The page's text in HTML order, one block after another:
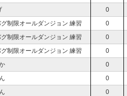
0
制限オールダンジョン 練習 0
制限オールダンジョン 練習 0
制限オールダンジョン 練習 0
0
0
0